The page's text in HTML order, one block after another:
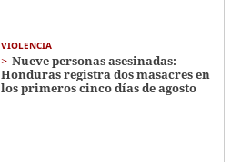
VIOLENCIA
Nueve personas asesinadas:
Honduras registra dos masacres en
los primeros cinco días de agosto